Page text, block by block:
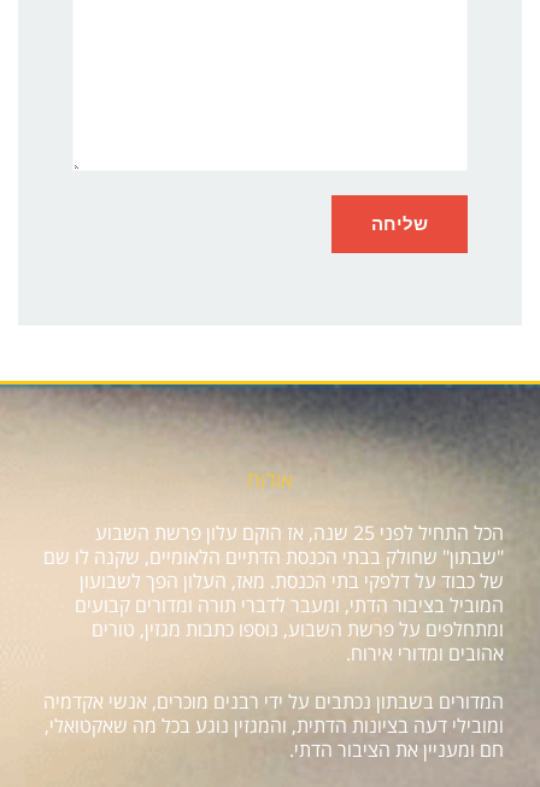
אודות
הכל התחיל לפני 25 שנה, אז הוקם עלון פרשת השבוע
"שבתון" שחולק בבתי הכנסת הדתיים הלאומיים, שקנה לו שם
של כבוד על דלפקי בתי הכנסת. מאז, העלון הפך לשבועון
המוביל בציבור הדתי, ומעבר לדברי תורה ומדורים קבועים
ומתחלפים על פרשת השבוע, נוספו כתבות מגזין, טורים
אהובים ומדורי אירוח.
המדורים בשבתון נכתבים על ידי רבנים מוכרים, אנשי אקדמיה
ומובילי דעה בציונות הדתית, והמגזין נוגע בכל מה שאקטואלי,
חם ומעניין את הציבור הדתי.